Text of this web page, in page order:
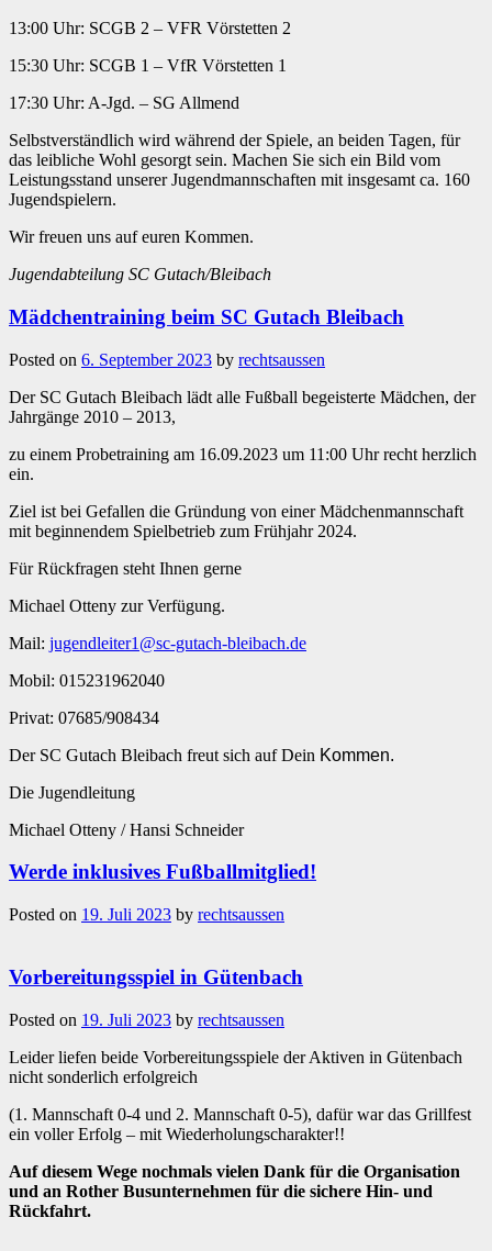
13:00 Uhr: SCGB 2 – VFR Vörstetten 2
15:30 Uhr: SCGB 1 – VfR Vörstetten 1
17:30 Uhr: A-Jgd. – SG Allmend
Selbstverständlich wird während der Spiele, an beiden Tagen, für
das leibliche Wohl gesorgt sein. Machen Sie sich ein Bild vom
Leistungsstand unserer Jugendmannschaften mit insgesamt ca. 160
Jugendspielern.
Wir freuen uns auf euren Kommen.
Jugendabteilung SC Gutach/Bleibach
Mädchentraining beim SC Gutach Bleibach
Posted on 6. September 2023 by rechtsaussen
Der SC Gutach Bleibach lädt alle Fußball begeisterte Mädchen, der
Jahrgänge 2010 – 2013,
zu einem Probetraining am 16.09.2023 um 11:00 Uhr recht herzlich
ein.
Ziel ist bei Gefallen die Gründung von einer Mädchenmannschaft
mit beginnendem Spielbetrieb zum Frühjahr 2024.
Für Rückfragen steht Ihnen gerne
Michael Otteny zur Verfügung.
Mail: jugendleiter1@sc-gutach-bleibach.de
Mobil: 015231962040
Privat: 07685/908434
Der SC Gutach Bleibach freut sich auf Dein Kommen.
Die Jugendleitung
Michael Otteny / Hansi Schneider
Werde inklusives Fußballmitglied!
Posted on 19. Juli 2023 by rechtsaussen
Vorbereitungsspiel in Gütenbach
Posted on 19. Juli 2023 by rechtsaussen
Leider liefen beide Vorbereitungsspiele der Aktiven in Gütenbach
nicht sonderlich erfolgreich
(1. Mannschaft 0-4 und 2. Mannschaft 0-5), dafür war das Grillfest
ein voller Erfolg – mit Wiederholungscharakter!!
Auf diesem Wege nochmals vielen Dank für die Organisation
und an Rother Busunternehmen für die sichere Hin- und
Rückfahrt.